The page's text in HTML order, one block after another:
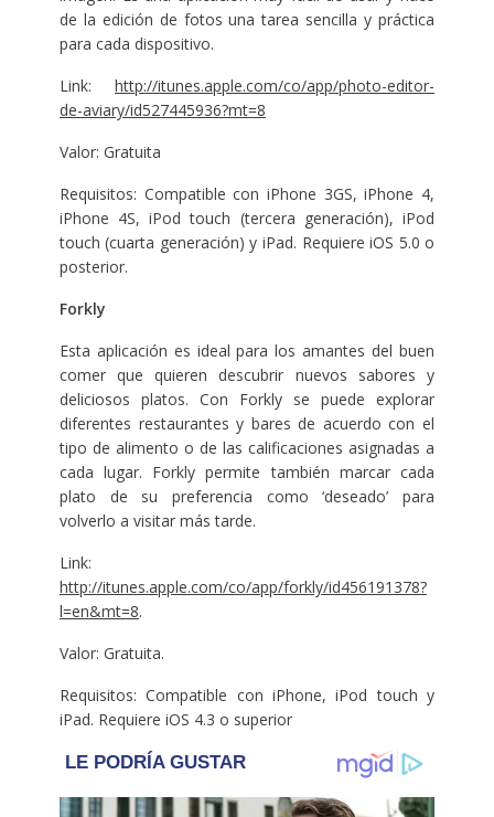
de la edición de fotos una tarea sencilla y práctica
para cada dispositivo.
Link:http://itunes.apple.com/co/app/photo-editor-
de-aviary/id527445936?mt=8
Valor: Gratuita
Requisitos: Compatible con iPhone 3GS, iPhone 4,
iPhone 4S, iPod touch (tercera generación), iPod
touch (cuarta generación) y iPad. Requiere iOS 5.0 o
posterior.
Forkly
Esta aplicación es ideal para los amantes del buen
comer que quieren descubrir nuevos sabores y
deliciosos platos. Con Forkly se puede explorar
diferentes restaurantes y bares de acuerdo con el
tipo de alimento o de las calificaciones asignadas a
cada lugar. Forkly permite también marcar cada
plato de su preferencia como ‘deseado’ para
volverlo a visitar más tarde.
Link:
http://itunes.apple.com/co/app/forkly/id456191378?
l=en&mt=8.
Valor: Gratuita.
Requisitos: Compatible con iPhone, iPod touch y
iPad. Requiere iOS 4.3 o superior